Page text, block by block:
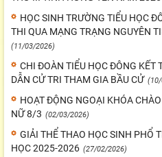
HỌC SINH TRƯỜNG TIỂU HỌC
THI QUA MẠNG TRẠNG NGUYÊN
(11/03/2026)
CHI ĐOÀN TIỂU HỌC ĐÔNG KẾT
DẪN CỬ TRI THAM GIA BẦU CỬ
HOẠT ĐỘNG NGOẠI KHÓA
NỮ 8/3 (02/03/2026)
GIẢI THỂ THAO HỌC SINH PHỔ
HỌC 2025-2026 (27/02/2026)